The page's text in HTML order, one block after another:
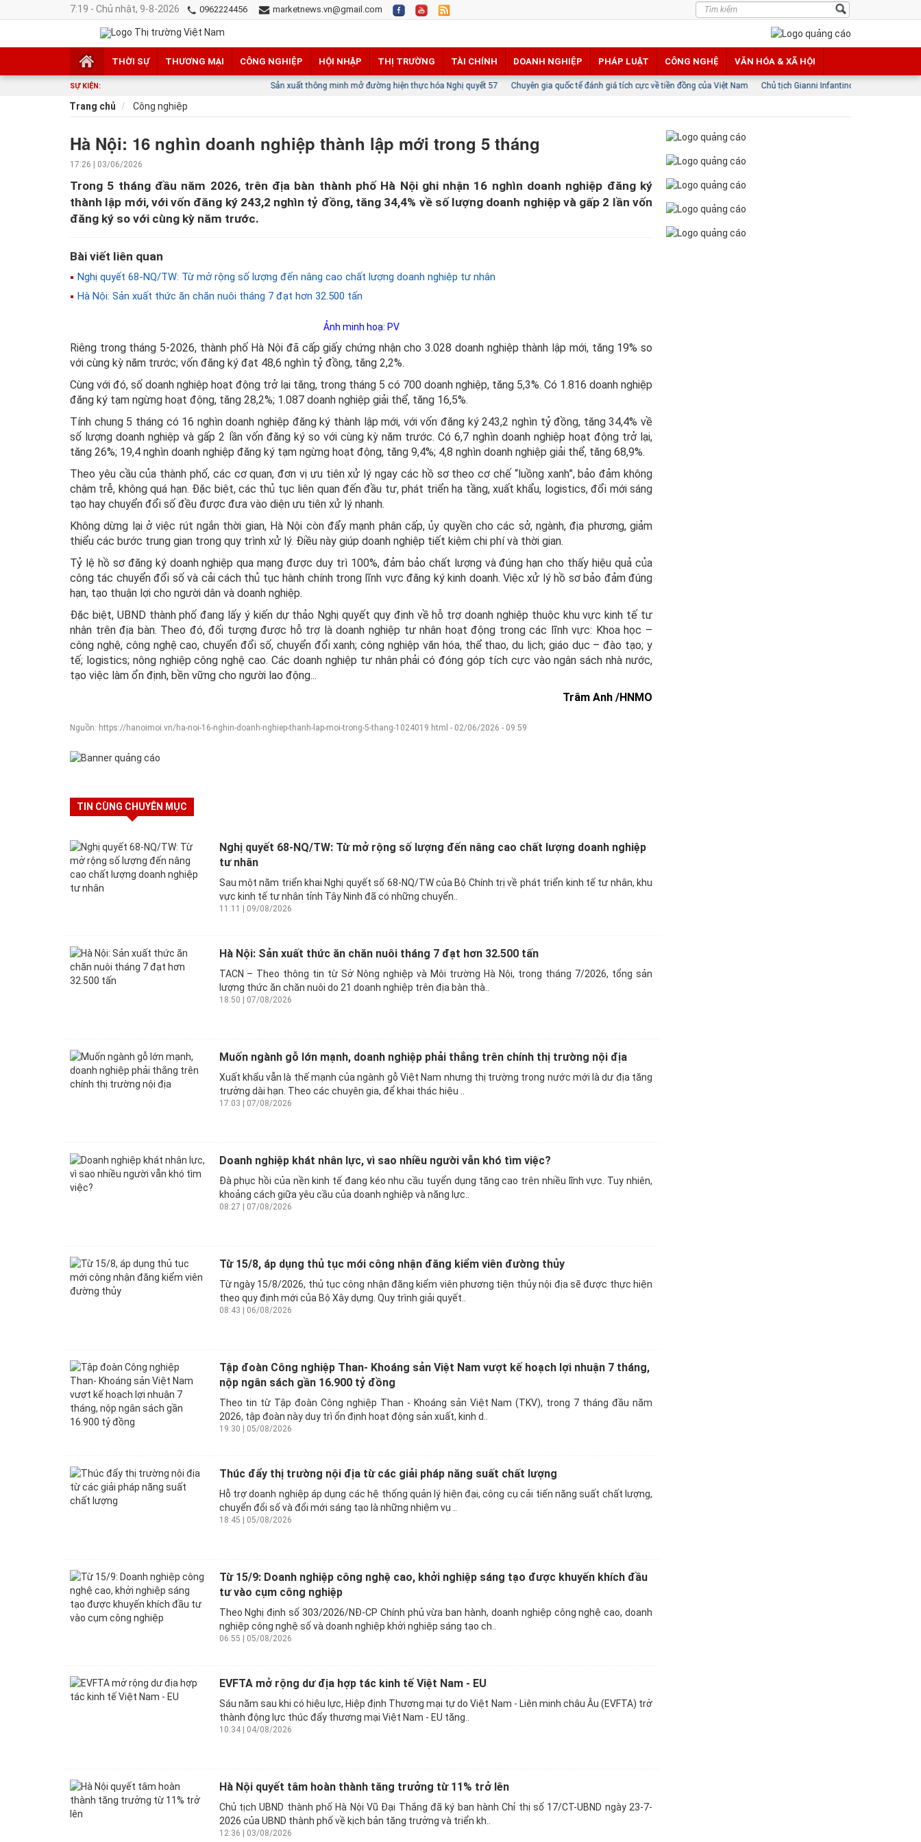
7:19 - Chủ nhật, 9-8-2026 0962224456 marketnews.vn@gmail.com
THỜI SỰ THƯƠNG MẠI CÔNG NGHIỆP HỘI NHẬP THỊ TRƯỜNG TÀI CHÍNH DOANH NGHIỆP PHÁP LUẬT CÔNG NGHỆ VĂN HÓA & XÃ HỘI
SỰ KIỆN: Sản xuất thông minh mở đường hiện thực hóa Nghị quyết 57 Chuyên gia quốc tế đánh giá tích cực về tiền đồng của Việt Nam Chủ tịch Gianni Infantino tại vị với hậu thuẫn của lãnh đạo
Trang chủ Công nghiệp
Hà Nội: 16 nghìn doanh nghiệp thành lập mới trong 5 tháng
17:26 | 03/06/2026
Trong 5 tháng đầu năm 2026, trên địa bàn thành phố Hà Nội ghi nhận 16 nghìn doanh nghiệp đăng ký
thành lập mới, với vốn đăng ký 243,2 nghìn tỷ đồng, tăng 34,4% về số lượng doanh nghiệp và gấp 2 lần vốn
đăng ký so với cùng kỳ năm trước.
Bài viết liên quan
Nghị quyết 68-NQ/TW: Từ mở rộng số lượng đến nâng cao chất lượng doanh nghiệp tư nhân
Hà Nội: Sản xuất thức ăn chăn nuôi tháng 7 đạt hơn 32.500 tấn
Ảnh minh hoạ: PV
Riêng trong tháng 5-2026, thành phố Hà Nội đã cấp giấy chứng nhận cho 3.028 doanh nghiệp thành lập mới, tăng 19% so
với cùng kỳ năm trước; vốn đăng ký đạt 48,6 nghìn tỷ đồng, tăng 2,2%.
Cùng với đó, số doanh nghiệp hoạt động trở lại tăng, trong tháng 5 có 700 doanh nghiệp, tăng 5,3%. Có 1.816 doanh nghiệp
đăng ký tạm ngừng hoạt động, tăng 28,2%; 1.087 doanh nghiệp giải thể, tăng 16,5%.
Tính chung 5 tháng có 16 nghìn doanh nghiệp đăng ký thành lập mới, với vốn đăng ký 243,2 nghìn tỷ đồng, tăng 34,4% về
số lượng doanh nghiệp và gấp 2 lần vốn đăng ký so với cùng kỳ năm trước. Có 6,7 nghìn doanh nghiệp hoạt động trở lại,
tăng 26%; 19,4 nghìn doanh nghiệp đăng ký tạm ngừng hoạt động, tăng 9,4%; 4,8 nghìn doanh nghiệp giải thể, tăng 68,9%.
Theo yêu cầu của thành phố, các cơ quan, đơn vị ưu tiên xử lý ngay các hồ sơ theo cơ chế “luồng xanh”, bảo đảm không
chậm trễ, không quá hạn. Đặc biệt, các thủ tục liên quan đến đầu tư, phát triển hạ tầng, xuất khẩu, logistics, đổi mới sáng
tạo hay chuyển đổi số đều được đưa vào diện ưu tiên xử lý nhanh.
Không dừng lại ở việc rút ngắn thời gian, Hà Nội còn đẩy mạnh phân cấp, ủy quyền cho các sở, ngành, địa phương, giảm
thiểu các bước trung gian trong quy trình xử lý. Điều này giúp doanh nghiệp tiết kiệm chi phí và thời gian.
Tỷ lệ hồ sơ đăng ký doanh nghiệp qua mạng được duy trì 100%, đảm bảo chất lượng và đúng hạn cho thấy hiệu quả của
công tác chuyển đổi số và cải cách thủ tục hành chính trong lĩnh vực đăng ký kinh doanh. Việc xử lý hồ sơ bảo đảm đúng
hạn, tạo thuận lợi cho người dân và doanh nghiệp.
Đặc biệt, UBND thành phố đang lấy ý kiến dự thảo Nghị quyết quy định về hỗ trợ doanh nghiệp thuộc khu vực kinh tế tư
nhân trên địa bàn. Theo đó, đối tượng được hỗ trợ là doanh nghiệp tư nhân hoạt động trong các lĩnh vực: Khoa học –
công nghệ, công nghệ cao, chuyển đổi số, chuyển đổi xanh; công nghiệp văn hóa, thể thao, du lịch; giáo dục – đào tạo; y
tế; logistics; nông nghiệp công nghệ cao. Các doanh nghiệp tư nhân phải có đóng góp tích cực vào ngân sách nhà nước,
tạo việc làm ổn định, bền vững cho người lao động...
Trâm Anh /HNMO
Nguồn: https://hanoimoi.vn/ha-noi-16-nghin-doanh-nghiep-thanh-lap-moi-trong-5-thang-1024019.html - 02/06/2026 - 09:59
TIN CÙNG CHUYÊN MỤC
Nghị quyết 68-NQ/TW: Từ mở rộng số lượng đến nâng cao chất lượng doanh nghiệp
tư nhân
Sau một năm triển khai Nghị quyết số 68-NQ/TW của Bộ Chính trị về phát triển kinh tế tư nhân, khu
vực kinh tế tư nhân tỉnh Tây Ninh đã có những chuyển..
11:11 | 09/08/2026
Hà Nội: Sản xuất thức ăn chăn nuôi tháng 7 đạt hơn 32.500 tấn
TACN – Theo thông tin từ Sở Nông nghiệp và Môi trường Hà Nội, trong tháng 7/2026, tổng sản
lượng thức ăn chăn nuôi do 21 doanh nghiệp trên địa bàn thà..
18:50 | 07/08/2026
Muốn ngành gỗ lớn mạnh, doanh nghiệp phải thắng trên chính thị trường nội địa
Xuất khẩu vẫn là thế mạnh của ngành gỗ Việt Nam nhưng thị trường trong nước mới là dư địa tăng
trưởng dài hạn. Theo các chuyên gia, để khai thác hiệu ..
17:03 | 07/08/2026
Doanh nghiệp khát nhân lực, vì sao nhiều người vẫn khó tìm việc?
Đà phục hồi của nền kinh tế đang kéo nhu cầu tuyển dụng tăng cao trên nhiều lĩnh vực. Tuy nhiên,
khoảng cách giữa yêu cầu của doanh nghiệp và năng lực..
08:27 | 07/08/2026
Từ 15/8, áp dụng thủ tục mới công nhận đăng kiểm viên đường thủy
Từ ngày 15/8/2026, thủ tục công nhận đăng kiểm viên phương tiện thủy nội địa sẽ được thực hiện
theo quy định mới của Bộ Xây dựng. Quy trình giải quyết..
08:43 | 06/08/2026
Tập đoàn Công nghiệp Than- Khoáng sản Việt Nam vượt kế hoạch lợi nhuận 7 tháng,
nộp ngân sách gần 16.900 tỷ đồng
Theo tin từ Tập đoàn Công nghiệp Than - Khoáng sản Việt Nam (TKV), trong 7 tháng đầu năm
2026, tập đoàn này duy trì ổn định hoạt động sản xuất, kinh d..
19:30 | 05/08/2026
Thúc đẩy thị trường nội địa từ các giải pháp năng suất chất lượng
Hỗ trợ doanh nghiệp áp dụng các hệ thống quản lý hiện đại, công cụ cải tiến năng suất chất lượng,
chuyển đổi số và đổi mới sáng tạo là những nhiệm vụ ..
18:45 | 05/08/2026
Từ 15/9: Doanh nghiệp công nghệ cao, khởi nghiệp sáng tạo được khuyến khích đầu
tư vào cụm công nghiệp
Theo Nghị định số 303/2026/NĐ-CP Chính phủ vừa ban hành, doanh nghiệp công nghệ cao, doanh
nghiệp công nghệ số và doanh nghiệp khởi nghiệp sáng tạo ch..
06:55 | 05/08/2026
EVFTA mở rộng dư địa hợp tác kinh tế Việt Nam - EU
Sáu năm sau khi có hiệu lực, Hiệp định Thương mại tự do Việt Nam - Liên minh châu Âu (EVFTA) trở
thành động lực thúc đẩy thương mại Việt Nam - EU tăng..
10:34 | 04/08/2026
Hà Nội quyết tâm hoàn thành tăng trưởng từ 11% trở lên
Chủ tịch UBND thành phố Hà Nội Vũ Đại Thắng đã ký ban hành Chỉ thị số 17/CT-UBND ngày 23-7-
2026 của UBND thành phố về kịch bản tăng trưởng và triển kh..
12:36 | 03/08/2026